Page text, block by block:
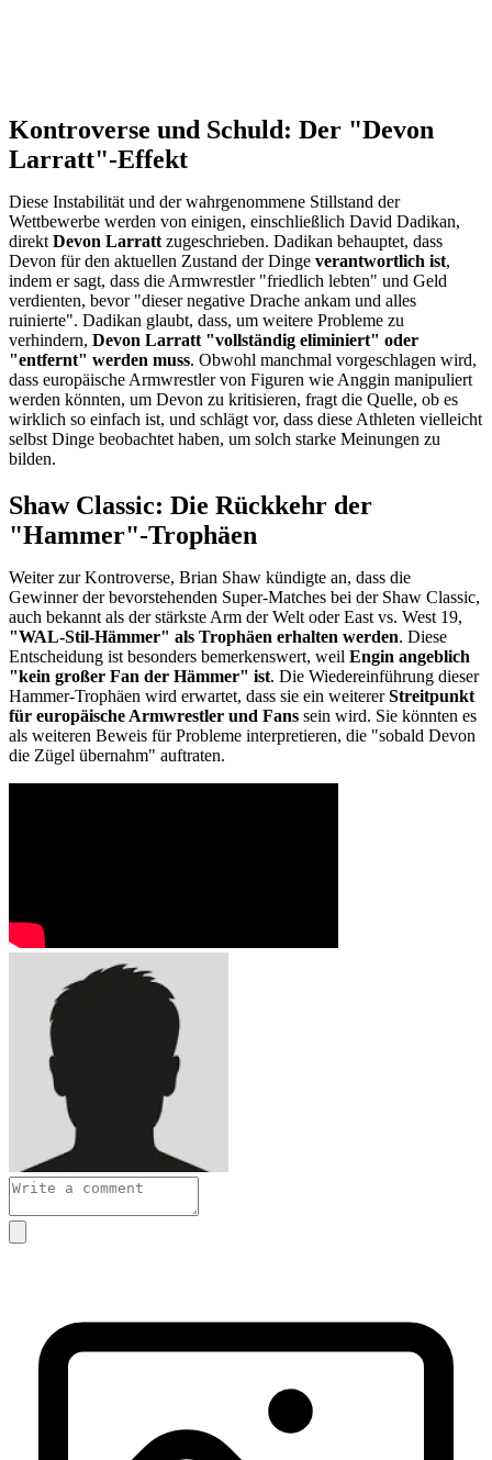
Kontroverse und Schuld: Der "Devon
Larratt"-Effekt
Diese Instabilität und der wahrgenommene Stillstand der
Wettbewerbe werden von einigen, einschließlich David Dadikan,
direkt Devon Larratt zugeschrieben. Dadikan behauptet, dass
Devon für den aktuellen Zustand der Dinge verantwortlich ist,
indem er sagt, dass die Armwrestler "friedlich lebten" und Geld
verdienten, bevor "dieser negative Drache ankam und alles
ruinierte". Dadikan glaubt, dass, um weitere Probleme zu
verhindern, Devon Larratt "vollständig eliminiert" oder
"entfernt" werden muss. Obwohl manchmal vorgeschlagen wird,
dass europäische Armwrestler von Figuren wie Anggin manipuliert
werden könnten, um Devon zu kritisieren, fragt die Quelle, ob es
wirklich so einfach ist, und schlägt vor, dass diese Athleten vielleicht
selbst Dinge beobachtet haben, um solch starke Meinungen zu
bilden.
Shaw Classic: Die Rückkehr der
"Hammer"-Trophäen
Weiter zur Kontroverse, Brian Shaw kündigte an, dass die
Gewinner der bevorstehenden Super-Matches bei der Shaw Classic,
auch bekannt als der stärkste Arm der Welt oder East vs. West 19,
"WAL-Stil-Hämmer" als Trophäen erhalten werden. Diese
Entscheidung ist besonders bemerkenswert, weil Engin angeblich
"kein großer Fan der Hämmer" ist. Die Wiedereinführung dieser
Hammer-Trophäen wird erwartet, dass sie ein weitererStreitpunkt
für europäische Armwrestler und Fans sein wird. Sie könnten es
als weiteren Beweis für Probleme interpretieren, die "sobald Devon
die Zügel übernahm" auftraten.